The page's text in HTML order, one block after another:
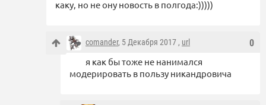
каку, но не ону новость в полгода:)))))
0
comander, 5 Декабря 2017 , url
я как бы тоже не нанимался
модерировать в пользу никандровича